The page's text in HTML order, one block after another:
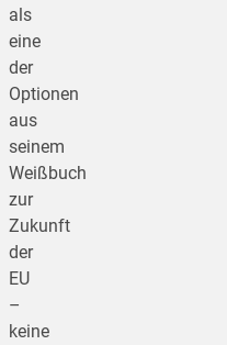
als
eine
der
Optionen
aus
seinem
Weißbuch
zur
Zukunft
der
EU
–
keine